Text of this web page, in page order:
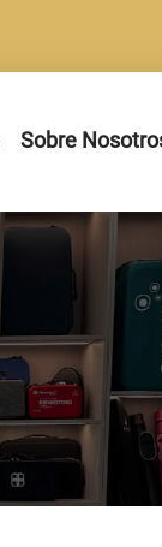
Sobre